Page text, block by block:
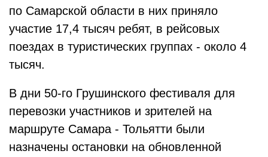
по Самарской области в них приняло
участие 17,4 тысяч ребят, в рейсовых
поездах в туристических группах - около 4
тысяч.
В дни 50-го Грушинского фестиваля для
перевозки участников и зрителей на
маршруте Самара - Тольятти были
назначены остановки на обновленной